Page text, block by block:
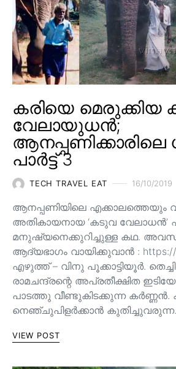
കരിയെ മെരുക്കിയ
വേലായുധൻ;
ആനപ്പണിക്കാരിലെ
പാർട്ട് 3
TECH TRAVEL EAT 16/10/2019
ആനപ്പണിയിലെ എക്കാലത്തെയും
അതികായനായ ‘കടുവ
മനുഷ്യനെക്കുറിച്ചുള്ള കഥ.
ആദ്യഭാഗം വായിക്കുവാൻ : https://
എഴുത്ത് – വിനു പൂക്കാട്ടിയൂർ.
രാമചന്ദ്രന്റെ അപ്രതീക്ഷിത
പാടത്തു വീണ്ടുകിടക്കുന്ന കർണ്ണൻ.
നെഞ്ചുപിളർക്കാൻ
VIEW POST